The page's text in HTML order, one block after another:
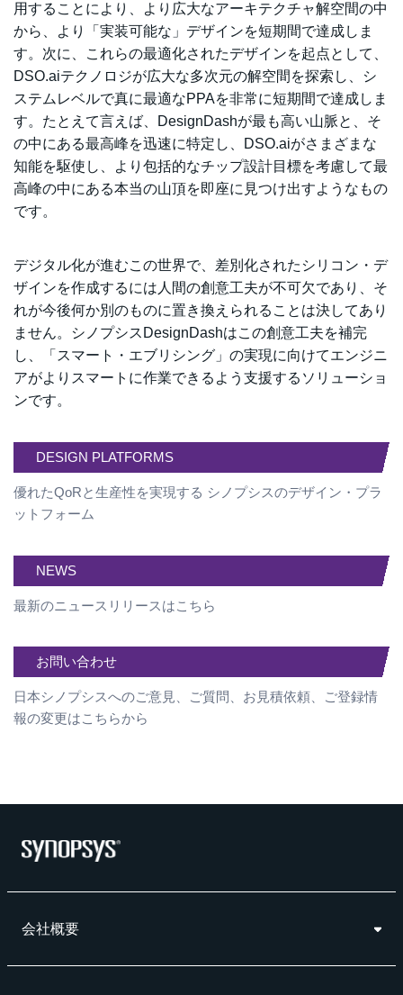
用することにより、より広大なアーキテクチャ解空間の中
から、より「実装可能な」デザインを短期間で達成しま
す。次に、これらの最適化されたデザインを起点として、
DSO.aiテクノロジが広大な多次元の解空間を探索し、シ
ステムレベルで真に最適なPPAを非常に短期間で達成しま
す。たとえて言えば、DesignDashが最も高い山脈と、そ
の中にある最高峰を迅速に特定し、DSO.aiがさまざまな
知能を駆使し、より包括的なチップ設計目標を考慮して最
高峰の中にある本当の山頂を即座に見つけ出すようなもの
です。
デジタル化が進むこの世界で、差別化されたシリコン・デ
ザインを作成するには人間の創意工夫が不可欠であり、そ
れが今後何か別のものに置き換えられることは決してあり
ません。シノプシスDesignDashはこの創意工夫を補完
し、「スマート・エブリシング」の実現に向けてエンジニ
アがよりスマートに作業できるよう支援するソリューショ
ンです。
DESIGN PLATFORMS
優れたQoRと生産性を実現する シノプシスのデザイン・プラ
ットフォーム
NEWS
最新のニュースリリースはこちら
お問い合わせ
日本シノプシスへのご意見、ご質問、お見積依頼、ご登録情
報の変更はこちらから
会社概要